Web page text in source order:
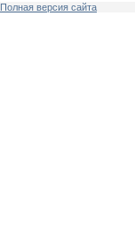
Полная версия сайта